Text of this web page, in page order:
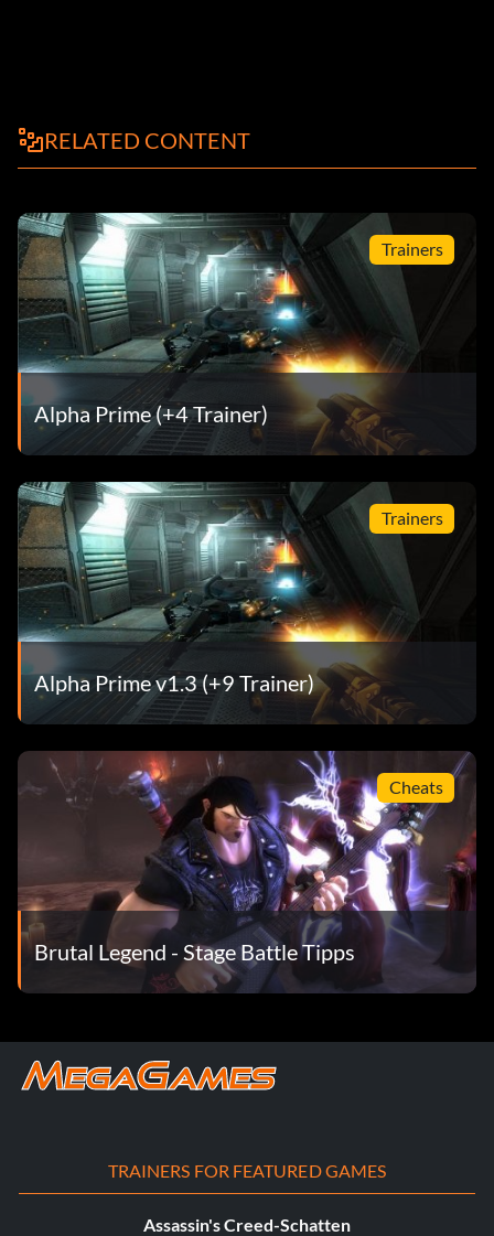
RELATED CONTENT
Trainers
Alpha Prime (+4 Trainer)
Trainers
Alpha Prime v1.3 (+9 Trainer)
Cheats
Brutal Legend - Stage Battle Tipps
TRAINERS FOR FEATURED GAMES
Assassin's Creed-Schatten